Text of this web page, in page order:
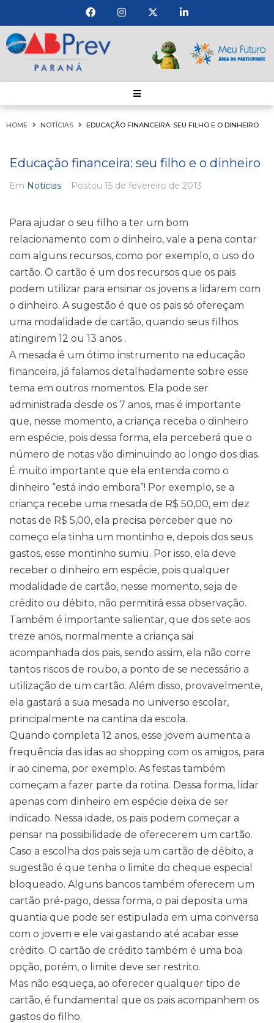
HOME NOTÍCIAS EDUCAÇÃO FINANCEIRA: SEU FILHO E O DINHEIRO
Educação financeira: seu filho e o dinheiro
Em Notícias Postou 15 de fevereiro de 2013
Para ajudar o seu filho a ter um bom
relacionamento com o dinheiro, vale a pena contar
com alguns recursos, como por exemplo, o uso do
cartão. O cartão é um dos recursos que os pais
podem utilizar para ensinar os jovens a lidarem com
o dinheiro. A sugestão é que os pais só ofereçam
uma modalidade de cartão, quando seus filhos
atingirem 12 ou 13 anos .
A mesada é um ótimo instrumento na educação
financeira, já falamos detalhadamente sobre esse
tema em outros momentos. Ela pode ser
administrada desde os 7 anos, mas é importante
que, nesse momento, a criança receba o dinheiro
em espécie, pois dessa forma, ela perceberá que o
número de notas vão diminuindo ao longo dos dias.
É muito importante que ela entenda como o
dinheiro “está indo embora”! Por exemplo, se a
criança recebe uma mesada de R$ 50,00, em dez
notas de R$ 5,00, ela precisa perceber que no
começo ela tinha um montinho e, depois dos seus
gastos, esse montinho sumiu. Por isso, ela deve
receber o dinheiro em espécie, pois qualquer
modalidade de cartão, nesse momento, seja de
crédito ou débito, não permitirá essa observação.
Também é importante salientar, que dos sete aos
treze anos, normalmente a criança sai
acompanhada dos pais, sendo assim, ela não corre
tantos riscos de roubo, a ponto de se necessário a
utilização de um cartão. Além disso, provavelmente,
ela gastará a sua mesada no universo escolar,
principalmente na cantina da escola.
Quando completa 12 anos, esse jovem aumenta a
frequência das idas ao shopping com os amigos, para
ir ao cinema, por exemplo. As festas também
começam a fazer parte da rotina. Dessa forma, lidar
apenas com dinheiro em espécie deixa de ser
indicado. Nessa idade, os pais podem começar a
pensar na possibilidade de oferecerem um cartão.
Caso a escolha dos pais seja um cartão de débito, a
sugestão é que tenha o limite do cheque especial
bloqueado. Alguns bancos também oferecem um
cartão pré-pago, dessa forma, o pai deposita uma
quantia que pode ser estipulada em uma conversa
com o jovem e ele vai gastando até acabar esse
crédito. O cartão de crédito também é uma boa
opção, porém, o limite deve ser restrito.
Mas não esqueça, ao oferecer qualquer tipo de
cartão, é fundamental que os pais acompanhem os
gastos do filho.